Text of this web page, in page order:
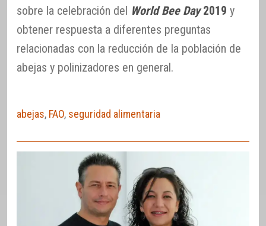
sobre la celebración del World Bee Day2019 y
obtener respuesta a diferentes preguntas
relacionadas con la reducción de la población de
abejas y polinizadores en general.
abejas, FAO, seguridad alimentaria